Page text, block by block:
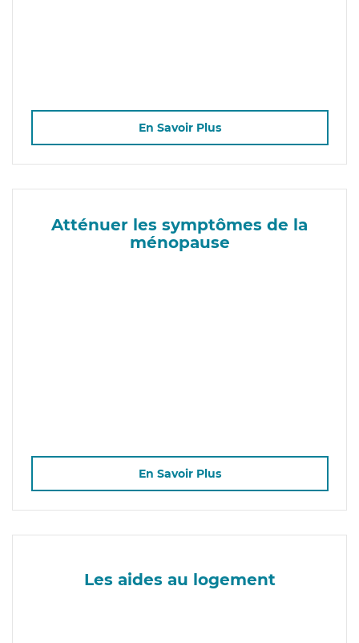
En Savoir Plus
Atténuer les symptômes de la
ménopause
En Savoir Plus
Les aides au logement